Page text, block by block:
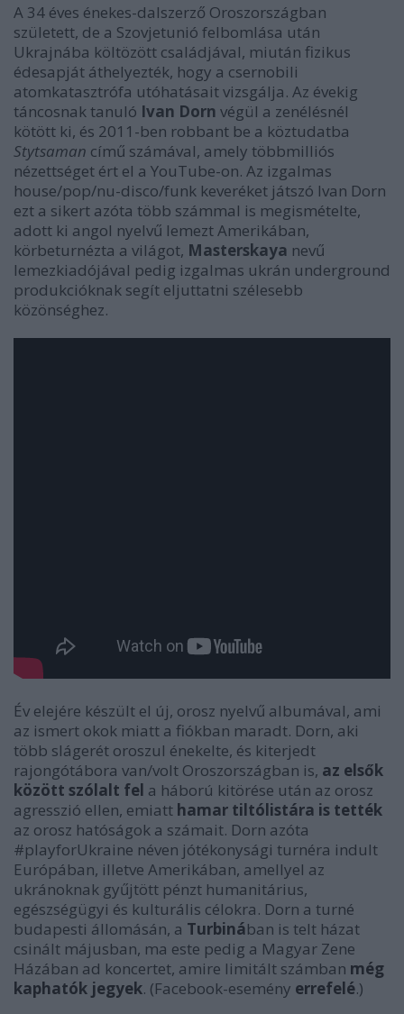
A 34 éves énekes-dalszerző Oroszországban
született, de a Szovjetunió felbomlása után
Ukrajnába költözött családjával, miután fizikus
édesapját áthelyezték, hogy a csernobili
atomkatasztrófa utóhatásait vizsgálja. Az évekig
táncosnak tanuló Ivan Dorn végül a zenélésnél
kötött ki, és 2011-ben robbant be a köztudatba
Stytsaman című számával, amely többmilliós
nézettséget ért el a YouTube-on. Az izgalmas
house/pop/nu-disco/funk keveréket játszó Ivan Dorn
ezt a sikert azóta több számmal is megismételte,
adott ki angol nyelvű lemezt Amerikában,
körbeturnézta a világot, Masterskaya nevű
lemezkiadójával pedig izgalmas ukrán underground
produkcióknak segít eljuttatni szélesebb
közönséghez.
Év elejére készült el új, orosz nyelvű albumával, ami
az ismert okok miatt a fiókban maradt. Dorn, aki
több slágerét oroszul énekelte, és kiterjedt
rajongótábora van/volt Oroszországban is, az elsők
között szólalt fel a háború kitörése után az orosz
agresszió ellen, emiatt hamar tiltólistára is tették
az orosz hatóságok a számait. Dorn azóta
#playforUkraine néven jótékonysági turnéra indult
Európában, illetve Amerikában, amellyel az
ukránoknak gyűjtött pénzt humanitárius,
egészségügyi és kulturális célokra. Dorn a turné
budapesti állomásán, a Turbinában is telt házat
csinált májusban, ma este pedig a Magyar Zene
Házában ad koncertet, amire limitált számban még
kaphatók jegyek. (Facebook-esemény errefelé.)